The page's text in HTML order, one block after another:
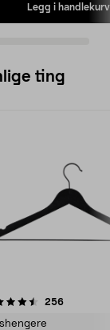
Legg i handlekurv
ting
256
4.5av 5 stjerner